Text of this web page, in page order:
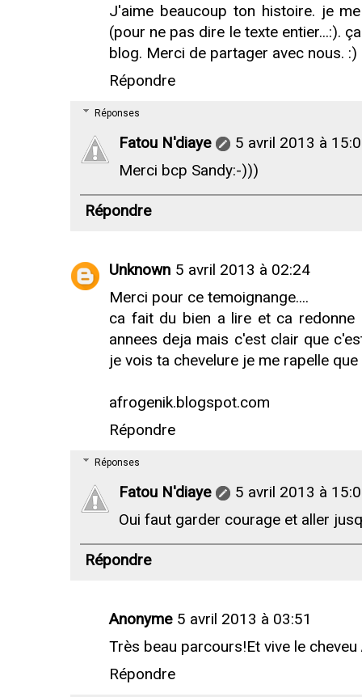
J'aime beaucoup ton histoire. je
(pour ne pas dire le texte entier...:).
blog. Merci de partager avec nous. :)
Répondre
Réponses
Fatou N'diaye
5 avril 2013 à
Merci bcp Sandy:-)))
Répondre
Unknown 5 avril 2013 à 02:24
Merci pour ce temoignange....
ca fait du bien a lire et ca redonne
annees deja mais c'est clair que
je vois ta chevelure je me rapelle
afrogenik.blogspot.com
Répondre
Réponses
Fatou N'diaye
5 avril 2013 à
Oui faut garder courage et aller
Répondre
Anonyme 5 avril 2013 à 03:51
Très beau parcours!Et vive le
Répondre